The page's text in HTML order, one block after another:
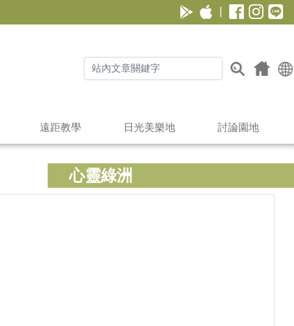
遠距教學 日光美樂地 討論園地
心靈綠洲